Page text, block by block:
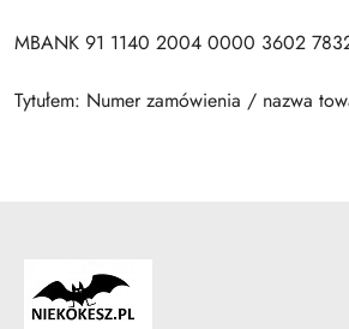
MBANK 91 1140 2004 0000 3602
Tytułem: Numer zamówienia / nazwa